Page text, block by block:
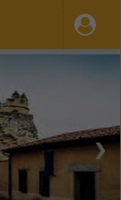
❯